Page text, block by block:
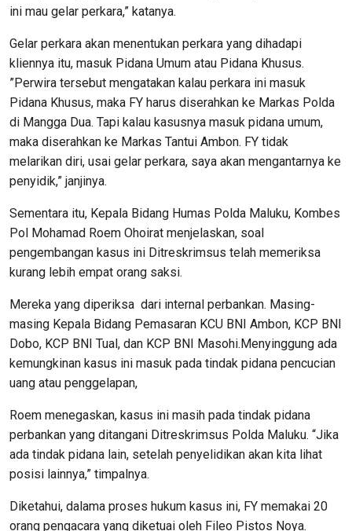
ini mau gelar perkara,” katanya.
Gelar perkara akan menentukan perkara yang dihadapi
kliennya itu, masuk Pidana Umum atau Pidana Khusus.
”Perwira tersebut mengatakan kalau perkara ini masuk
Pidana Khusus, maka FY harus diserahkan ke Markas Polda
di Mangga Dua. Tapi kalau kasusnya masuk pidana umum,
maka diserahkan ke Markas Tantui Ambon. FY tidak
melarikan diri, usai gelar perkara, saya akan mengantarnya ke
penyidik,” janjinya.
Sementara itu, Kepala Bidang Humas Polda Maluku, Kombes
Pol Mohamad Roem Ohoirat menjelaskan, soal
pengembangan kasus ini Ditreskrimsus telah memeriksa
kurang lebih empat orang saksi.
Mereka yang diperiksa dari internal perbankan. Masing-
masing Kepala Bidang Pemasaran KCU BNI Ambon, KCP BNI
Dobo, KCP BNI Tual, dan KCP BNI Masohi.Menyinggung ada
kemungkinan kasus ini masuk pada tindak pidana pencucian
uang atau penggelapan,
Roem menegaskan, kasus ini masih pada tindak pidana
perbankan yang ditangani Ditreskrimsus Polda Maluku. “Jika
ada tindak pidana lain, setelah penyelidikan akan kita lihat
posisi lainnya,” timpalnya.
Diketahui, dalama proses hukum kasus ini, FY memakai 20
orang pengacara yang diketuai oleh Fileo Pistos Noya.